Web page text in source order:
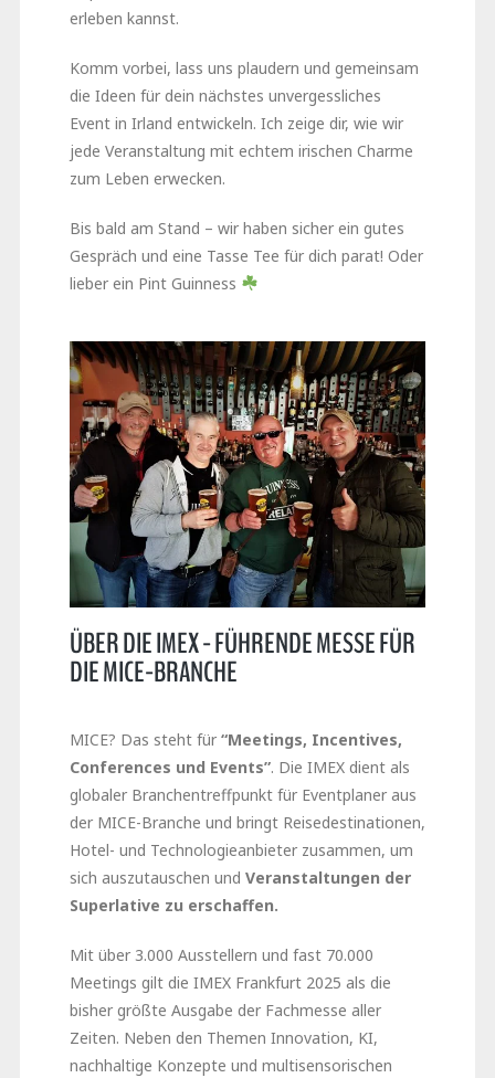
erleben kannst.
Komm vorbei, lass uns plaudern und gemeinsam
die Ideen für dein nächstes unvergessliches
Event in Irland entwickeln. Ich zeige dir, wie wir
jede Veranstaltung mit echtem irischen Charme
zum Leben erwecken.
Bis bald am Stand – wir haben sicher ein gutes
Gespräch und eine Tasse Tee für dich parat! Oder
lieber ein Pint Guinness
ÜBER DIE IMEX - FÜHRENDE MESSE FÜR
DIE MICE-BRANCHE
MICE? Das steht für “Meetings, Incentives,
Conferences und Events”. Die IMEX dient als
globaler Branchentreffpunkt für Eventplaner aus
der MICE-Branche und bringt Reisedestinationen,
Hotel- und Technologieanbieter zusammen, um
sich auszutauschen und Veranstaltungen der
Superlative zu erschaffen.
Mit über 3.000 Ausstellern und fast 70.000
Meetings gilt die IMEX Frankfurt 2025 als die
bisher größte Ausgabe der Fachmesse aller
Zeiten. Neben den Themen Innovation, KI,
nachhaltige Konzepte und multisensorischen